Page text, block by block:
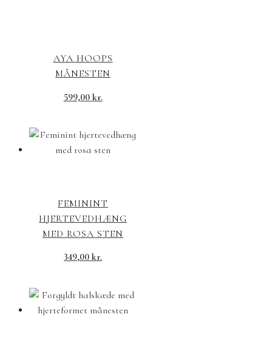
AYA HOOPS
MÅNESTEN
599,00 kr.
FEMININT
HJERTEVEDHÆNG
MED ROSA STEN
349,00kr.